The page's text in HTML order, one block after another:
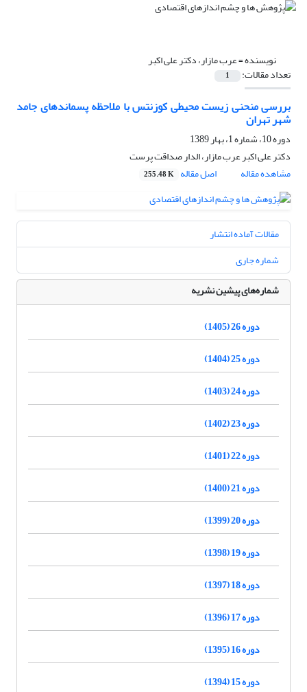
نویسنده =عرب مازار، دکتر علی اکبر
تعداد مقالات: 1
بررسی منحنی زیست محیطی کوزنتس با ملاحظه پسماندهای جامد
شهر تهران
دوره 10، شماره 1، بهار 1389
دکتر علی اکبر عرب مازار، الدار صداقت پرست
مشاهده مقاله
اصل مقاله 255.48 K
مقالات آماده انتشار
شماره جاری
شماره‌های پیشین نشریه
دوره 26 (1405)
دوره 25 (1404)
دوره 24 (1403)
دوره 23 (1402)
دوره 22 (1401)
دوره 21 (1400)
دوره 20 (1399)
دوره 19 (1398)
دوره 18 (1397)
دوره 17 (1396)
دوره 16 (1395)
دوره 15 (1394)